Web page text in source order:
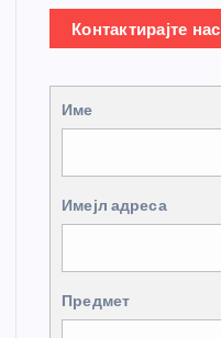
Контактирајте нас
Име
Имејл адреса
Предмет